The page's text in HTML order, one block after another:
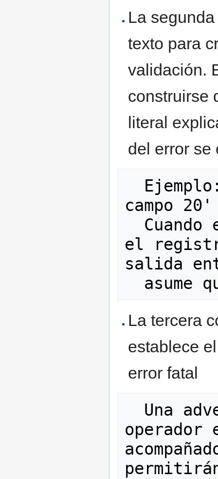
La
texto para
validación.
construirse
literal
del error se
campo
el
salida
La tercera
establece
error fatal
operador